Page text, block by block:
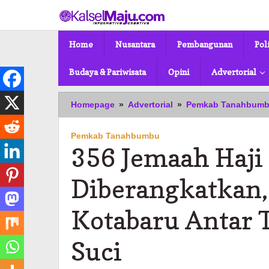
konten
Home Nusantara Pembangunan
Budaya & Pariwisata Opini Advertorial
Homepage » Advertorial » Pemkab
Pemkab Tanahbumbu
356 Jemaah
Kotabaru Antar
Suci